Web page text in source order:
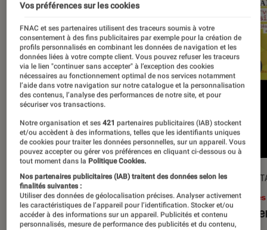
Les best-sellers à lire cet été
SÉLECTION
Livres / BD • 15 juin 2026
Le
Livres
Vos préférences sur les cookies
FNAC et ses partenaires utilisent des traceurs soumis à votre
consentement à des fins publicitaires par exemple pour la création de
profils personnalisés en combinant les données de navigation et les
données liées à votre compte client. Vous pouvez refuser les traceurs
via le lien "continuer sans accepter" à l’exception des cookies
nécessaires au fonctionnement optimal de nos services notamment
l’aide dans votre navigation sur notre catalogue et la personnalisation
des contenus, l’analyse des performances de notre site, et pour
sécuriser vos transactions.
Notre organisation et ses421 partenaires publicitaires (IAB) stockent
et/ou accèdent à des informations, telles que les identifiants uniques
de cookies pour traiter les données personnelles, sur un appareil. Vous
pouvez accepter ou gérer vos préférences en cliquant ci-dessous ou à
tout moment dans la Politique Cookies.
Nos partenaires publicitaires (IAB) traitent des données selon les
finalités suivantes :
Utiliser des données de géolocalisation précises. Analyser activement
les caractéristiques de l’appareil pour l’identification. Stocker et/ou
accéder à des informations sur un appareil. Publicités et contenu
personnalisés, mesure de performance des publicités et du contenu,